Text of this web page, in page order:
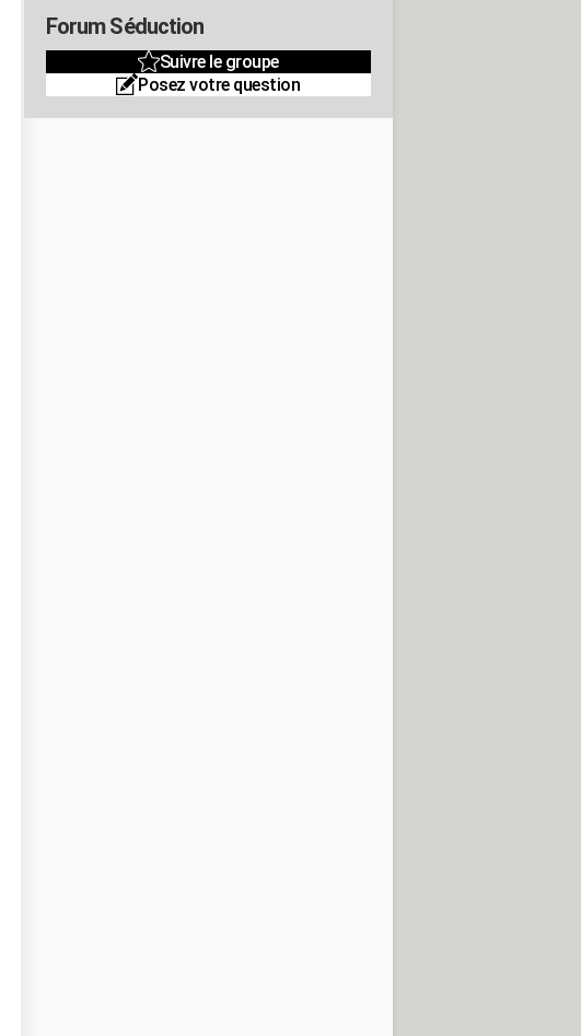
Forum Séduction
Suivre le groupe
Posez votre question